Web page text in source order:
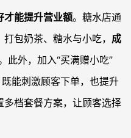
才能提升营业额。糖水店通
包奶茶、糖水与小吃， 成
此外，加入“买满赠小吃”
能刺激顾客下单，也提升
档套餐方案，让顾客选择